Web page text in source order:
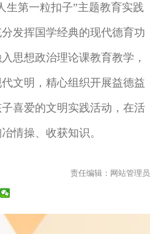
生第一粒扣子”主题教育实践
发挥国学经典的现代德育功
思想政治理论课教育教学，
文明，精心组织开展益德益
喜爱的文明实践活动，在活
情操、收获知识。
责任编辑：网站管理员